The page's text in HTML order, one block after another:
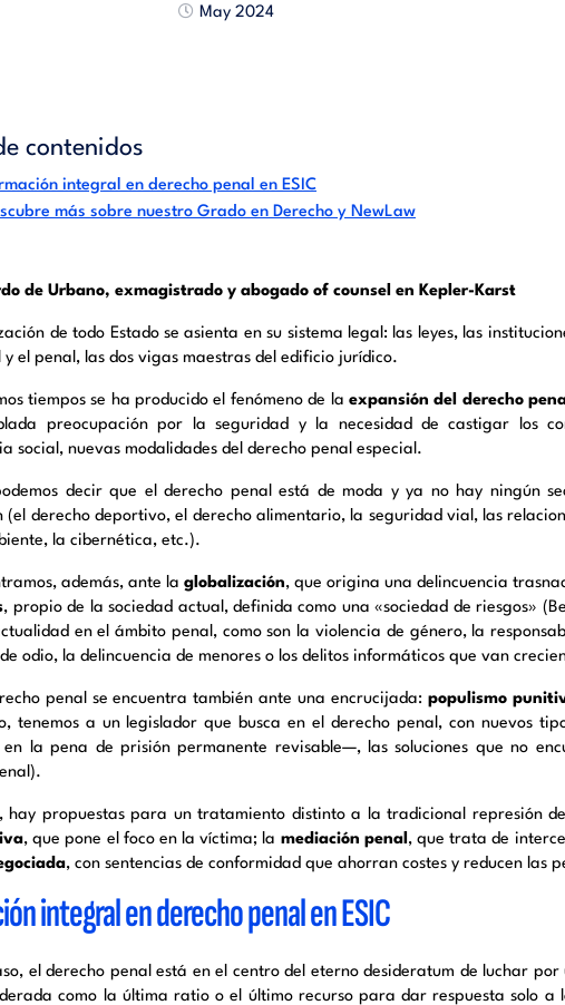
May 2024
contenidos
integral en derecho penal en ESIC
más sobre nuestro Grado en Derecho y NewLaw
de Urbano, exmagistrado y abogado of counsel en Kepler-Karst
de todo Estado se asienta en su sistema legal: las leyes, las
y el penal, las dos vigas maestras del edificio jurídico.
tiempos se ha producido el fenómeno de la expansión del derecho
preocupación por la seguridad y la necesidad de castigar los
social, nuevas modalidades del derecho penal especial.
decir que el derecho penal está de moda y ya no hay ningún
(el derecho deportivo, el derecho alimentario, la seguridad vial, las
la cibernética, etc.).
además, ante la globalización, que origina una delincuencia
, propio de la sociedad actual, definida como una «sociedad de riesgos»
en el ámbito penal, como son la violencia de género, la
de odio, la delincuencia de menores o los delitos informáticos que van
penal se encuentra también ante una encrucijada: populismo
tenemos a un legislador que busca en el derecho penal, con nuevos
en la pena de prisión permanente revisable—, las soluciones que no
hay propuestas para un tratamiento distinto a la tradicional represión
, que pone el foco en la víctima; la mediación penal , que trata de
, con sentencias de conformidad que ahorran costes y reducen las
integral en derecho penal en ESIC
el derecho penal está en el centro del eterno desideratum de luchar por
como la última ratio o el último recurso para dar respuesta solo a